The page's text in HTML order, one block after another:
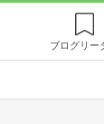
ブログリー